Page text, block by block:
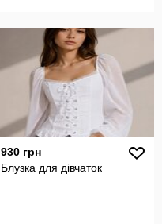
930 грн
Блузка для дівчаток